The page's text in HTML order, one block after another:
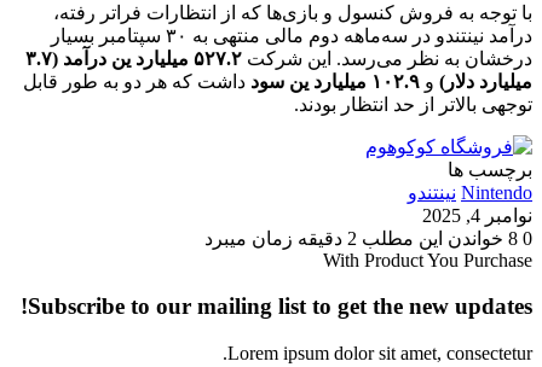
با توجه به فروش کنسول و بازی‌ها که از انتظارات فراتر رفته،
درآمد نینتندو در سه‌ماهه دوم مالی منتهی به ۳۰ سپتامبر بسیار
درخشان به نظر می‌رسد. این شرکت
۵۲۷.۲ میلیارد ین درآمد (۳.۷
میلیارد دلار) و ۱۰۲.۹ میلیارد ین سود
داشت که هر دو به طور قابل
توجهی بالاتر از حد انتظار بودند.
برچسب ها
Nintendo نینتندو
نوامبر 4, 2025
0
خواندن این مطلب 2 دقیقه زمان میبرد
With Product You Purchase
Subscribe to our mailing list to get the new updates!
Lorem ipsum dolor sit amet, consectetur.